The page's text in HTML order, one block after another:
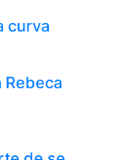
curva
Rebeca